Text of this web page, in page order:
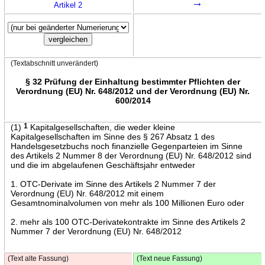
Artikel 2
(Textabschnitt unverändert)
§ 32 Prüfung der Einhaltung bestimmter Pflichten der
Verordnung (EU) Nr. 648/2012 und der Verordnung (EU) Nr.
600/2014
(1) 1Kapitalgesellschaften, die weder kleine
Kapitalgesellschaften im Sinne des § 267 Absatz 1 des
Handelsgesetzbuchs noch finanzielle Gegenparteien im Sinne
des Artikels 2 Nummer 8 der Verordnung (EU) Nr. 648/2012 sind
und die im abgelaufenen Geschäftsjahr entweder
1. OTC-Derivate im Sinne des Artikels 2 Nummer 7 der
Verordnung (EU) Nr. 648/2012 mit einem
Gesamtnominalvolumen von mehr als 100 Millionen Euro oder
2. mehr als 100 OTC-Derivatekontrakte im Sinne des Artikels 2
Nummer 7 der Verordnung (EU) Nr. 648/2012
(Text alte Fassung) (Text neue Fassung)